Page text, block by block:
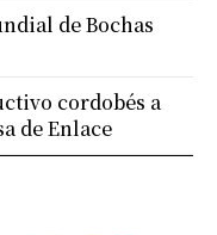
de Bochas
cordobés a
de Enlace